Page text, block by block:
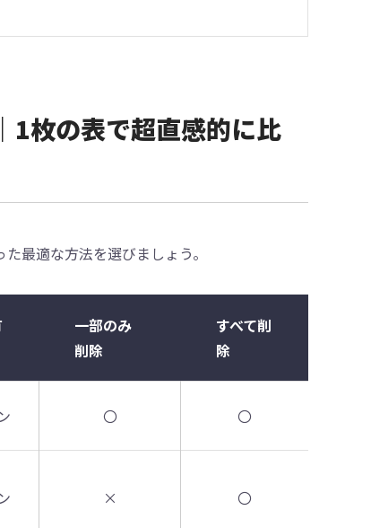
1枚の表で超直感的に比
最適な方法を選びましょう。
一部のみ
削除
すべて削
除
〇 〇
× 〇